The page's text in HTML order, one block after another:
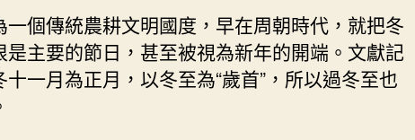
年”
–
文
史
一個傳統農耕文明國度，早在周朝時代，就把冬
是主要的節日，甚至被視為新年的開端。文獻記
一月為正月，以冬至為“歲首”，所以過冬至也